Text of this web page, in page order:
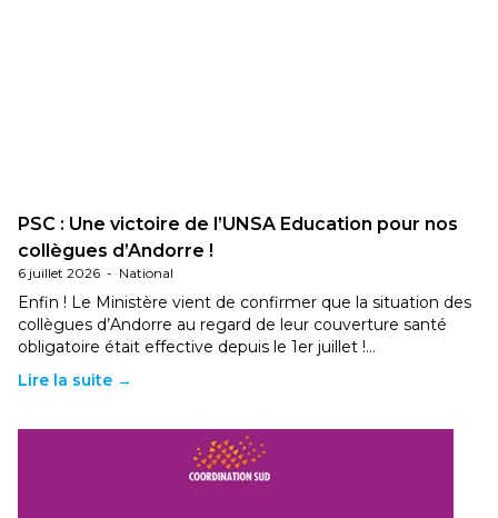
PSC : Une victoire de l’UNSA Education pour nos
collègues d’Andorre !
6 juillet 2026 - National
Enfin ! Le Ministère vient de confirmer que la situation des
collègues d’Andorre au regard de leur couverture santé
obligatoire était effective depuis le 1er juillet !…
Lire la suite →